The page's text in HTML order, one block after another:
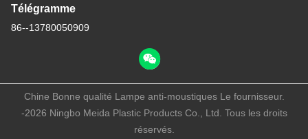
Télégramme
86--13780050909
Chine Bonne qualité Lampe anti-moustiques Le fournisseur.
-2026 Ningbo Meida Plastic Products Co., Ltd. Tous les droits
réservés.